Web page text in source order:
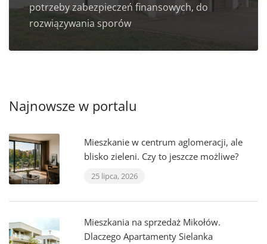
potrzeby zabezpieczeń finansowych, do
rozwiązywania sporów
Najnowsze w portalu
Mieszkanie w centrum aglomeracji, ale
blisko zieleni. Czy to jeszcze możliwe?
25 lipca, 2026
Mieszkania na sprzedaż Mikołów.
Dlaczego Apartamenty Sielanka